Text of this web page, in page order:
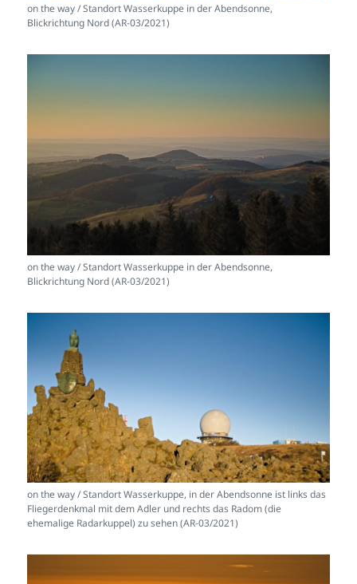
on the way / Standort Wasserkuppe in der Abendsonne,
Blickrichtung Nord (AR-03/2021)
on the way / Standort Wasserkuppe in der Abendsonne,
Blickrichtung Nord (AR-03/2021)
on the way / Standort Wasserkuppe, in der Abendsonne ist links das
Fliegerdenkmal mit dem Adler und rechts das Radom (die
ehemalige Radarkuppel) zu sehen (AR-03/2021)